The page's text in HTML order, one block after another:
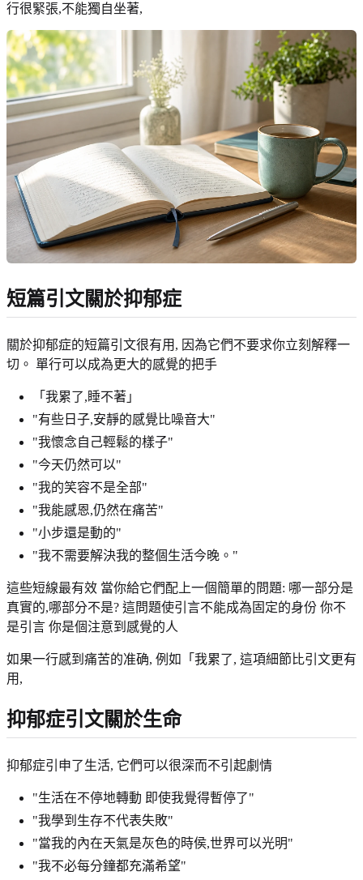
行很緊張,不能獨自坐著,
短篇引文關於抑郁症
關於抑郁症的短篇引文很有用, 因為它們不要求你立刻解釋一
切。 單行可以成為更大的感覺的把手
「我累了,睡不著」
"有些日子,安靜的感覺比噪音大"
"我懷念自己輕鬆的樣子"
"今天仍然可以"
"我的笑容不是全部"
"我能感恩,仍然在痛苦"
"小步還是動的"
"我不需要解決我的整個生活今晚。"
這些短線最有效 當你給它們配上一個簡單的問題: 哪一部分是
真實的,哪部分不是? 這問題使引言不能成為固定的身份 你不
是引言 你是個注意到感覺的人
如果一行感到痛苦的准确, 例如「我累了, 這項細節比引文更有
用,
抑郁症引文關於生命
抑郁症引申了生活, 它們可以很深而不引起劇情
"生活在不停地轉動 即使我覺得暫停了"
"我學到生存不代表失敗"
"當我的內在天氣是灰色的時侯,世界可以光明"
"我不必每分鐘都充滿希望"